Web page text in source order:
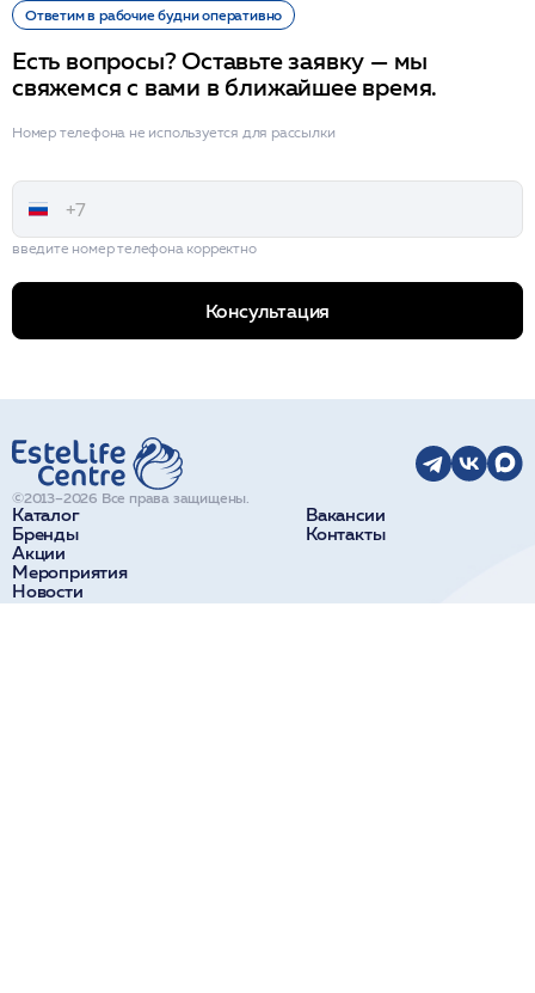
Ответим в рабочие будни оперативно
Есть вопросы? Оставьте заявку — мы
свяжемся с вами в ближайшее время.
Номер телефона не используется для рассылки
введите номер телефона корректно
Консультация
Каталог
Бренды
Акции
Мероприятия
Новости
О компании
Вакансии
Контакты
©2013–2026 Все права защищены.